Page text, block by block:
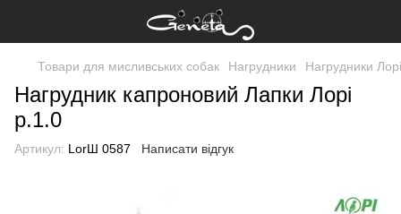
Товари для мисливських собак Нагрудники Нагрудники Лорі
Нагрудник капроновий Лапки Лорі
р.1.0
Артикул: LorШ 0587 Написати відгук